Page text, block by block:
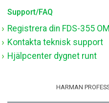
Support/FAQ
Registrera din FDS-355
Kontakta teknisk support
Hjälpcenter dygnet runt
HARMAN